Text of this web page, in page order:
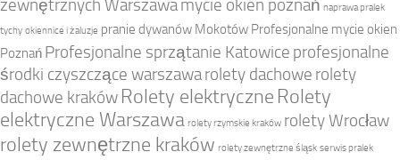
zewnętrznych Warszawamycie okien poznań naprawa pralek
tychy okiennice i żaluzje pranie dywanów Mokotów Profesjonalne mycie okien
Poznań Profesjonalne sprzątanie Katowice profesjonalne
środki czyszczące warszawarolety dachowe rolety
dachowe kraków Rolety elektryczne Rolety
elektryczne Warszawa rolety rzymskie kraków rolety Wrocław
rolety zewnętrzne kraków rolety zewnętrzne śląsk serwis pralek